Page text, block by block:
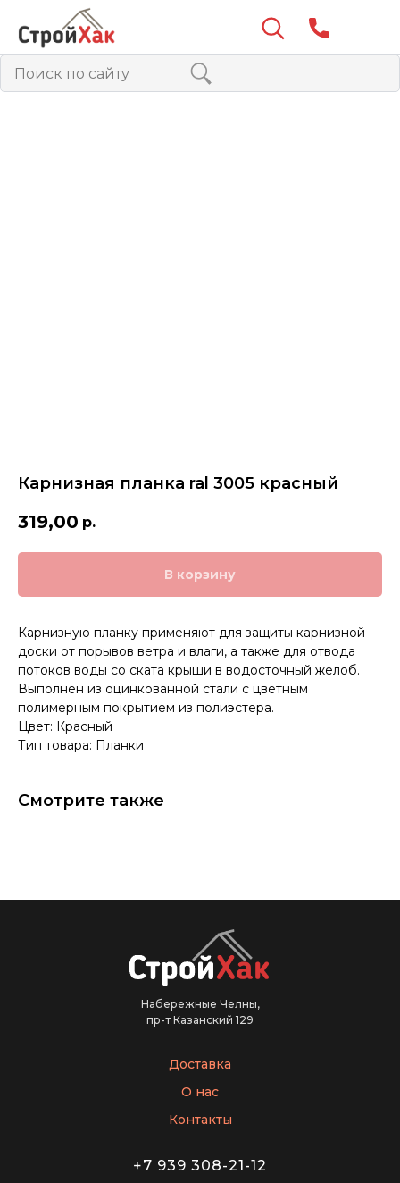
Карнизная планка ral 3005 красный
319,00 р.
В корзину
Карнизную планку применяют для защиты карнизной
доски от порывов ветра и влаги, а также для отвода
потоков воды со ската крыши в водосточный желоб.
Выполнен из оцинкованной стали с цветным
полимерным покрытием из полиэстера.
Цвет: Красный
Тип товара: Планки
Смотрите также
Набережные Челны,
пр-т Казанский 129
Доставка
О нас
Контакты
+7 939 308-21-12